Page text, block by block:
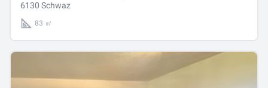
6130 Schwaz
83 ㎡